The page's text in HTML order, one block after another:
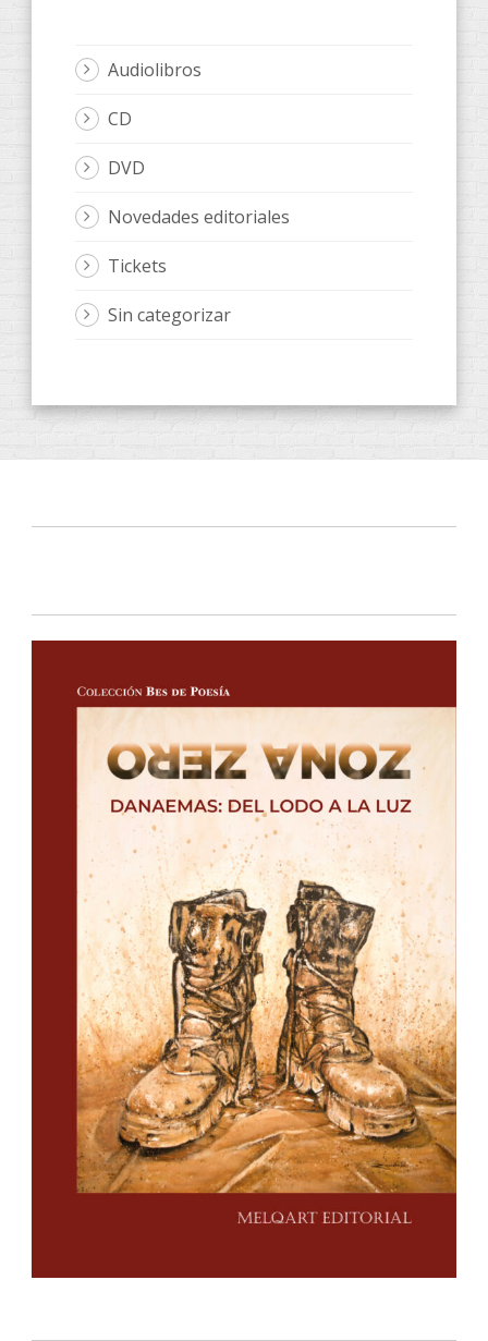
Audiolibros
CD
DVD
Novedades editoriales
Tickets
Sin categorizar